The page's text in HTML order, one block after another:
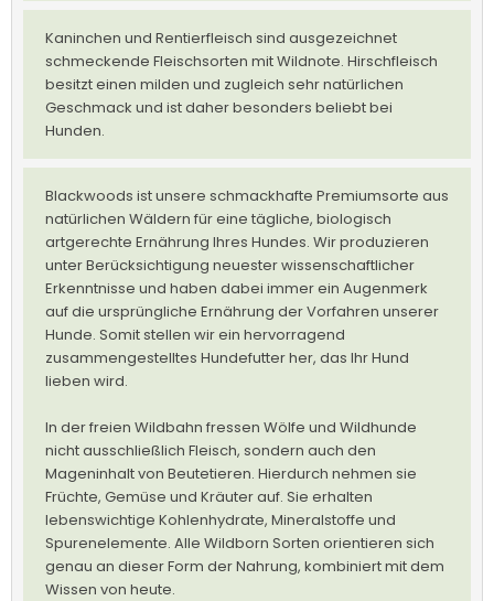
Kaninchen und Rentierfleisch sind ausgezeichnet
schmeckende Fleischsorten mit Wildnote. Hirschfleisch
besitzt einen milden und zugleich sehr natürlichen
Geschmack und ist daher besonders beliebt bei
Hunden.
Blackwoods ist unsere schmackhafte Premiumsorte aus
natürlichen Wäldern für eine tägliche, biologisch
artgerechte Ernährung Ihres Hundes. Wir produzieren
unter Berücksichtigung neuester wissenschaftlicher
Erkenntnisse und haben dabei immer ein Augenmerk
auf die ursprüngliche Ernährung der Vorfahren unserer
Hunde. Somit stellen wir ein hervorragend
zusammengestelltes Hundefutter her, das Ihr Hund
lieben wird.
In der freien Wildbahn fressen Wölfe und Wildhunde
nicht ausschließlich Fleisch, sondern auch den
Mageninhalt von Beutetieren. Hierdurch nehmen sie
Früchte, Gemüse und Kräuter auf. Sie erhalten
lebenswichtige Kohlenhydrate, Mineralstoffe und
Spurenelemente. Alle Wildborn Sorten orientieren sich
genau an dieser Form der Nahrung, kombiniert mit dem
Wissen von heute.